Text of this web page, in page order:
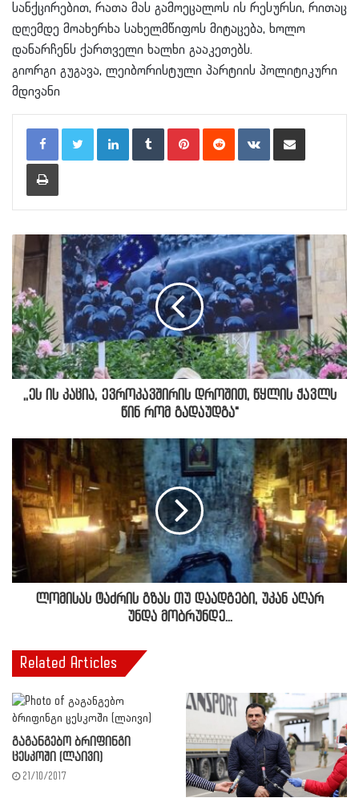
სანქცირებით, რათა მას გამოეცალოს ის რესურსი, რითაც
დღემდე მოახერხა სახელმწიფოს მიტაცება, ხოლო
დანარჩენს ქართველი ხალხი გააკეთებს.
გიორგი გუგავა, ლეიბორისტული პარტიის პოლიტიკური
მდივანი
LinkedInTumblr PinterestReddit VKontakteShare via Email
Print
,,ეს ის კაცია, ევროკავშირის დროშით, წყლის ჭავლს
წინ რომ გადაუდგა"
ლომისას ტაძრის გზას თუ დაადგები, უკან აღარ
უნდა მობრუნდე...
Related Articles
გაგანგებო ბრიფინგი
ცესკოში (ლაივი)
21/10/2017